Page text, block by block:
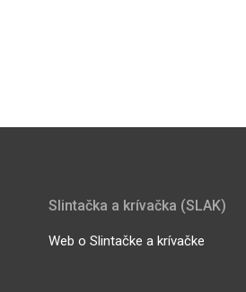
Slintačka a krívačka (SLAK)
Web o Slintačke a krívačke